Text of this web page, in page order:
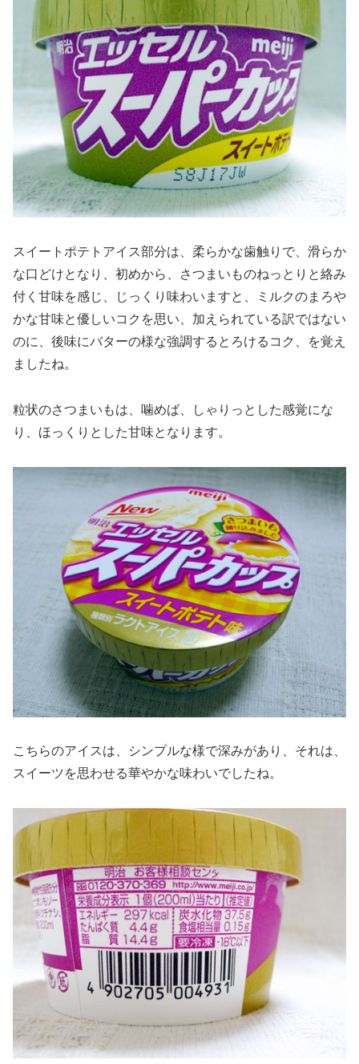
スイートポテトアイス部分は、柔らかな歯触りで、滑らか
な口どけとなり、初めから、さつまいものねっとりと絡み
付く甘味を感じ、じっくり味わいますと、ミルクのまろや
かな甘味と優しいコクを思い、加えられている訳ではない
のに、後味にバターの様な強調するとろけるコク、を覚え
ましたね。
粒状のさつまいもは、噛めば、しゃりっとした感覚にな
り、ほっくりとした甘味となります。
こちらのアイスは、シンプルな様で深みがあり、それは、
スイーツを思わせる華やかな味わいでしたね。